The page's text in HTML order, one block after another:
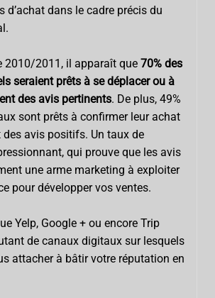
d’achat dans le cadre précis du
2010/2011, il apparaît que 70% des
seraient prêts à se déplacer ou à
des avis pertinents. De plus, 49%
sont prêts à confirmer leur achat
des avis positifs. Un taux de
qui prouve que les avis
une arme marketing à exploiter
pour développer vos ventes.
Yelp, Google + ou encore Trip
de canaux digitaux sur lesquels
attacher à bâtir votre réputation en